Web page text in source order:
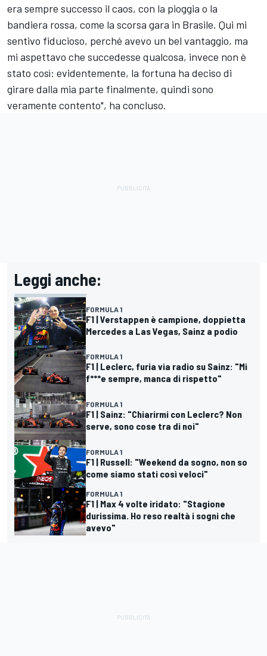
era sempre successo il caos, con la pioggia o la
bandiera rossa, come la scorsa gara in Brasile. Qui mi
sentivo fiducioso, perché avevo un bel vantaggio, ma
mi aspettavo che succedesse qualcosa, invece non è
stato così: evidentemente, la fortuna ha deciso di
girare dalla mia parte finalmente, quindi sono
veramente contento", ha concluso.
Leggi anche:
FORMULA 1
F1 | Verstappen è campione, doppietta
Mercedes a Las Vegas, Sainz a podio
FORMULA 1
F1 | Leclerc, furia via radio su Sainz: "Mi
f***e sempre, manca di rispetto"
FORMULA 1
F1 | Sainz: "Chiarirmi con Leclerc? Non
serve, sono cose tra di noi"
FORMULA 1
F1 | Russell: "Weekend da sogno, non so
come siamo stati così veloci"
FORMULA 1
F1 | Max 4 volte iridato: "Stagione
durissima. Ho reso realtà i sogni che
avevo"